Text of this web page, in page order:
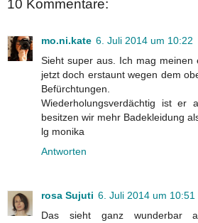
10 Kommentare:
mo.ni.kate 6. Juli 2014 um 10:22
Sieht super aus. Ich mag meinen
jetzt doch erstaunt wegen dem
Befürchtungen.
Wiederholungsverdächtig ist er
besitzen wir mehr Badekleidung
lg monika
Antworten
rosa Sujuti 6. Juli 2014 um 10:51
Das sieht ganz wunderbar